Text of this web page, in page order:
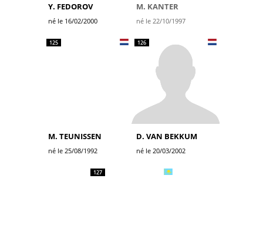
Y. FEDOROV
né le 16/02/2000
M. KANTER
né le 22/10/1997
125
M. TEUNISSEN
né le 25/08/1992
126
D. VAN BEKKUM
né le 20/03/2002
127